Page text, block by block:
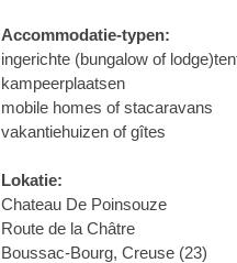
Accommodatie-typen:
ingerichte (bungalow of
kampeerplaatsen
mobile homes of stacaravans
vakantiehuizen of gîtes
Lokatie:
Chateau De Poinsouze
Route de la Châtre
Boussac-Bourg, Creuse (23)